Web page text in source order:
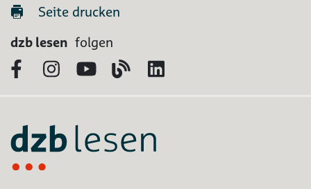
Seite drucken
dzb lesen folgen
FacebookInstagram
YouTubeBlog